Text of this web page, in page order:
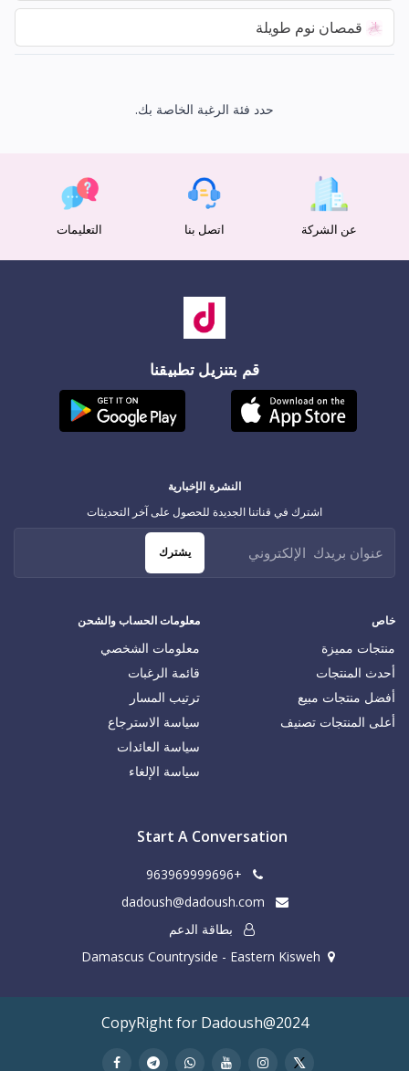
قمصان نوم طويلة
حدد فئة الرغبة الخاصة بك.
عن الشركة اتصل بنا التعليمات
قم بتنزيل تطبيقنا
خاص
منتجات مميزة
أحدث المنتجات
أفضل منتجات مبيع
أعلى المنتجات تصنيف
معلومات الحساب والشحن
معلومات الشخصي
قائمة الرغبات
ترتيب المسار
سياسة الاسترجاع
سياسة العائدات
سياسة الإلغاء
النشرة الإخبارية
اشترك في قناتنا الجديدة للحصول على آخر التحديثات
يشترك
Start A Conversation
+963969999696
بطاقة الدعم
Damascus Countryside - Eastern Kisweh
CopyRight for Dadoush@2024